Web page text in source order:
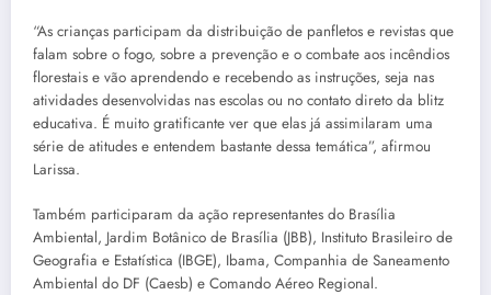
“As crianças participam da distribuição de panfletos e revistas que
falam sobre o fogo, sobre a prevenção e o combate aos incêndios
florestais e vão aprendendo e recebendo as instruções, seja nas
atividades desenvolvidas nas escolas ou no contato direto da blitz
educativa. É muito gratificante ver que elas já assimilaram uma
série de atitudes e entendem bastante dessa temática”, afirmou
Larissa.
Também participaram da ação representantes do Brasília
Ambiental, Jardim Botânico de Brasília (JBB), Instituto Brasileiro de
Geografia e Estatística (IBGE), Ibama, Companhia de Saneamento
Ambiental do DF (Caesb) e Comando Aéreo Regional.